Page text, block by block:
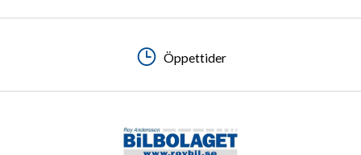
Öppettider
Öppettider
Öppettider
Öppettider